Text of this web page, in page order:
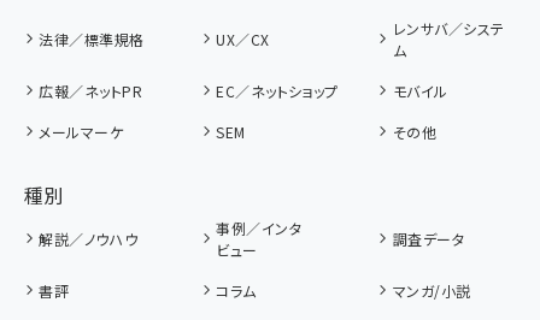
法律／標準規格 UX／CX
レンサバ／システ
ム
広報／ネットPR
EC／ネットショップ
モバイル
メールマーケ
SEM その他
種別
解説／ノウハウ
事例／インタ
ビュー
調査データ
書評 コラム
マンガ/小説